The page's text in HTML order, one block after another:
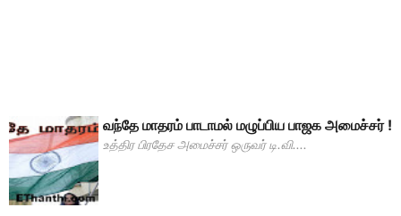
வந்தே மாதரம் பாடாமல் மழுப்பிய பாஜக அமைச்சர் !
உத்திர பிரதேச அமைச்சர் ஒருவர் டி.வி....